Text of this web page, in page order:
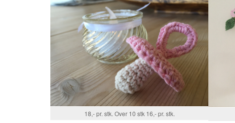
18,- pr. stk. Over 10 stk 16,- pr. stk.